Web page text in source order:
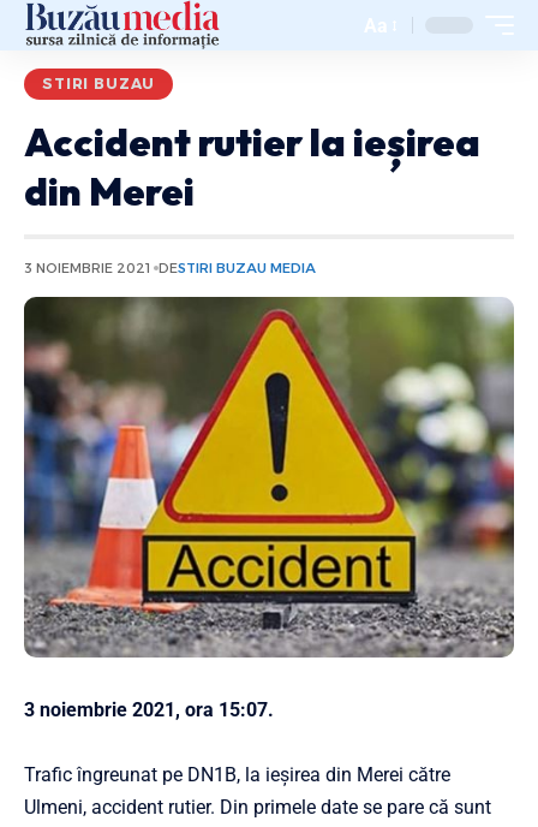
Aa
STIRI BUZAU
Accident rutier la ieșirea
din Merei
3 NOIEMBRIE 2021 DESTIRI BUZAU MEDIA
3 noiembrie 2021, ora 15:07.
Trafic îngreunat pe DN1B, la ieșirea din Merei către
Ulmeni, accident rutier. Din primele date se pare că sunt